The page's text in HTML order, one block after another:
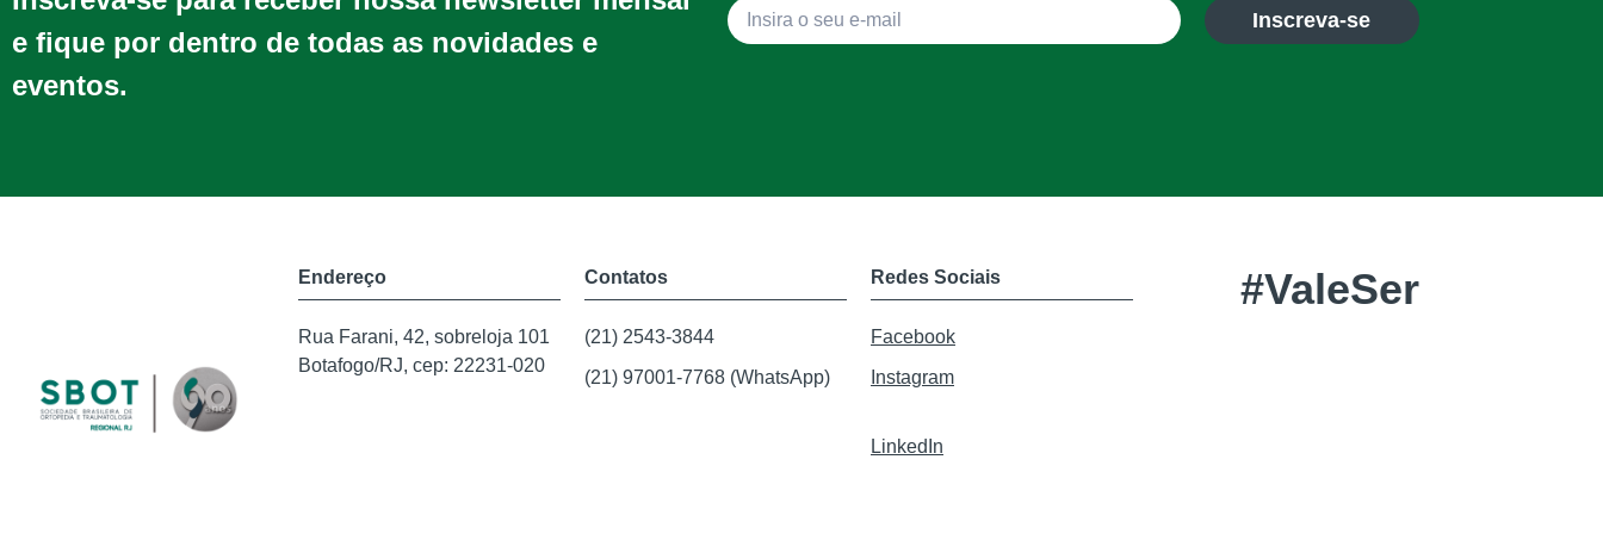
e fique por dentro de todas as novidades e
eventos.
Inscreva-se
Endereço
Rua Farani, 42, sobreloja 101
Botafogo/RJ, cep: 22231-020
Contatos
(21) 2543-3844
(21) 97001-7768 (WhatsApp)
Redes Sociais
Facebook
Instagram
LinkedIn
#ValeSer